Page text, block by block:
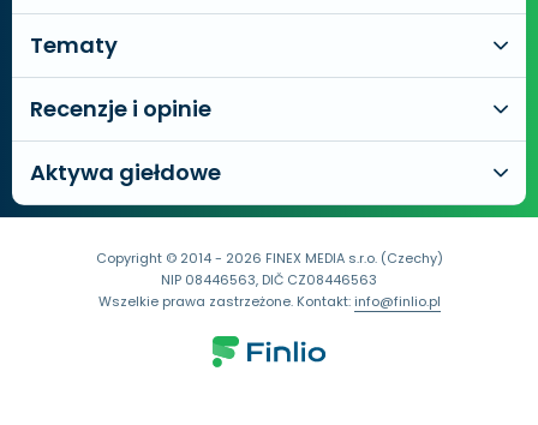
Tematy
Recenzje i opinie
Aktywa giełdowe
Copyright © 2014 - 2026 FINEX MEDIA s.r.o. (Czechy)
NIP 08446563, DIČ CZ08446563
Wszelkie prawa zastrzeżone. Kontakt:info@finlio.pl